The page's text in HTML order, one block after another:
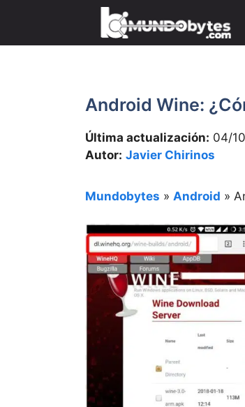
contenido
Android Wine:
Última actualización: 04/
Autor: Javier Chirinos
Mundobytes » Android »